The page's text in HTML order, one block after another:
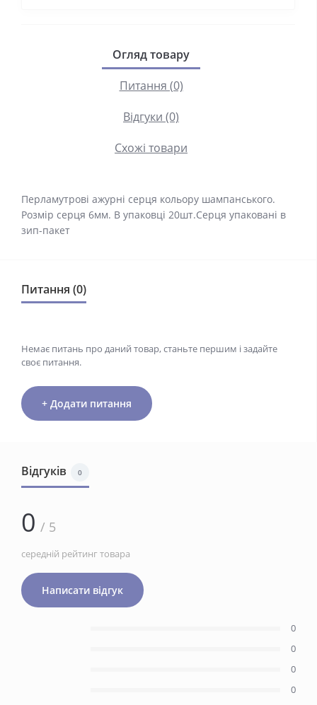
Огляд товару
Питання (0)
Відгуки (0)
Схожі товари
Перламутрові ажурні серця кольору шампанського.
Розмір серця 6мм. В упаковці 20шт.Серця упаковані в
зип-пакет
Питання (0)
Немає питань про даний товар, станьте першим і задайте
своє питання.
+ Додати питання
Відгуків 0
0 / 5
середній рейтинг товара
Написати відгук
0
0
0
0